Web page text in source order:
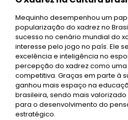
Mequinho desempenhou um
popularização do xadrez no
sucesso no cenário mundial do
interesse pelo jogo no país. Ele
excelência e inteligência no
percepção do xadrez como
competitiva. Graças em parte à
ganhou mais espaço na
brasileira, sendo mais
para o desenvolvimento do
estratégico.